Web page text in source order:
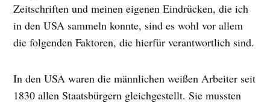
Zeitschriften und meinen eigenen Eindrücken, die ich
in den USA sammeln konnte, sind es wohl vor allem
die folgenden Faktoren, die hierfür verantwortlich sind.
In den USA waren die männlichen weißen Arbeiter seit
1830 allen Staatsbürgern gleichgestellt. Sie mussten